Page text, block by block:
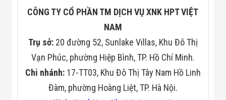
CÔNG TY CỔ PHẦN TM DỊCH VỤ XNK HPT VIỆT
NAM
Trụ sở: 20 đường 52, Sunlake Villas, Khu Đô Thị
Vạn Phúc, phường Hiệp Bình, TP. Hồ Chí Minh.
Chi nhánh:17-TT03, Khu Đô Thị Tây Nam Hồ Linh
Đàm, phường Hoàng Liệt, TP. Hà Nội.